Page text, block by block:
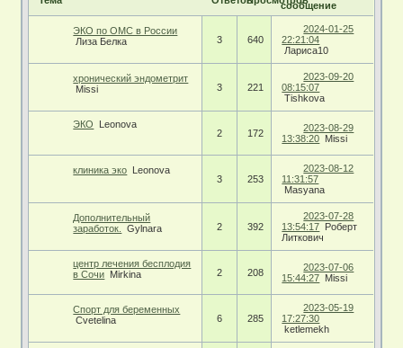
сообщение
ЭКО по ОМС в России
Лиза Белка
3 640
2024-01-25
22:21:04
Лариса10
хронический эндометрит
Мissi
3 221
2023-09-20
08:15:07
Tishkova
ЭКО
Leonova
2
172
2023-08-29
13:38:20 Мissi
клиника эко Leonova
3
253
2023-08-12
11:31:57
Masyana
Дополнительный
заработок.
Gylnara 2 392
2023-07-28
13:54:17 Роберт
Литкович
центр лечения бесплодия
в Сочи Mirkina 2 208
2023-07-06
15:44:27 Мissi
Спорт для беременных
Cvetelina
6 285
2023-05-19
17:27:30
ketlemekh